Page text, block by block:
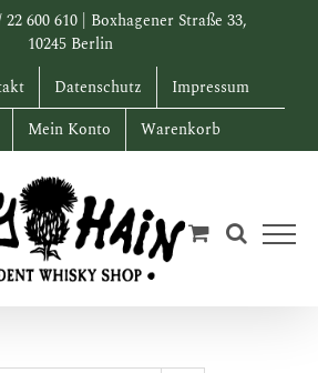
600 610 | Boxhagener Straße 33,
10245 Berlin
Datenschutz
Impressum
Mein Konto Warenkorb